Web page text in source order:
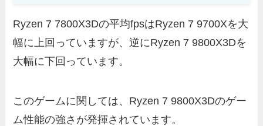
Ryzen 7 7800X3Dの平均fpsはRyzen 7 9700Xを大
幅に上回っていますが、逆にRyzen 7 9800X3Dを
大幅に下回っています。
このゲームに関しては、Ryzen 7 9800X3Dのゲー
ム性能の強さが発揮されています。